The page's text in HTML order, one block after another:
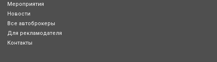
Мероприятия
Новости
Все автоброкеры
Для рекламодателя
Контакты